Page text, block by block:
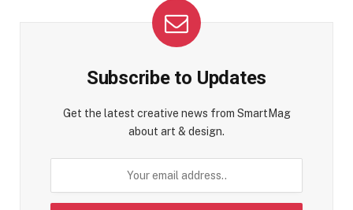
Subscribe to Updates
Get the latest creative news from SmartMag
about art & design.